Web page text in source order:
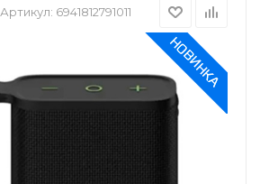
Артикул: 6941812791011